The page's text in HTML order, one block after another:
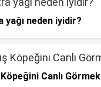
yağı neden iyidir?
Canlı Görmek